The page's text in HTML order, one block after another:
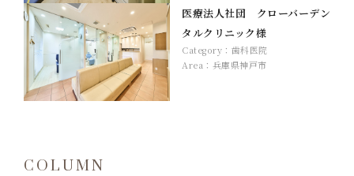
医療法人社団 クローバーデン
タルクリニック様
Category： 歯科医院
Area： 兵庫県神戸市
COLUMN